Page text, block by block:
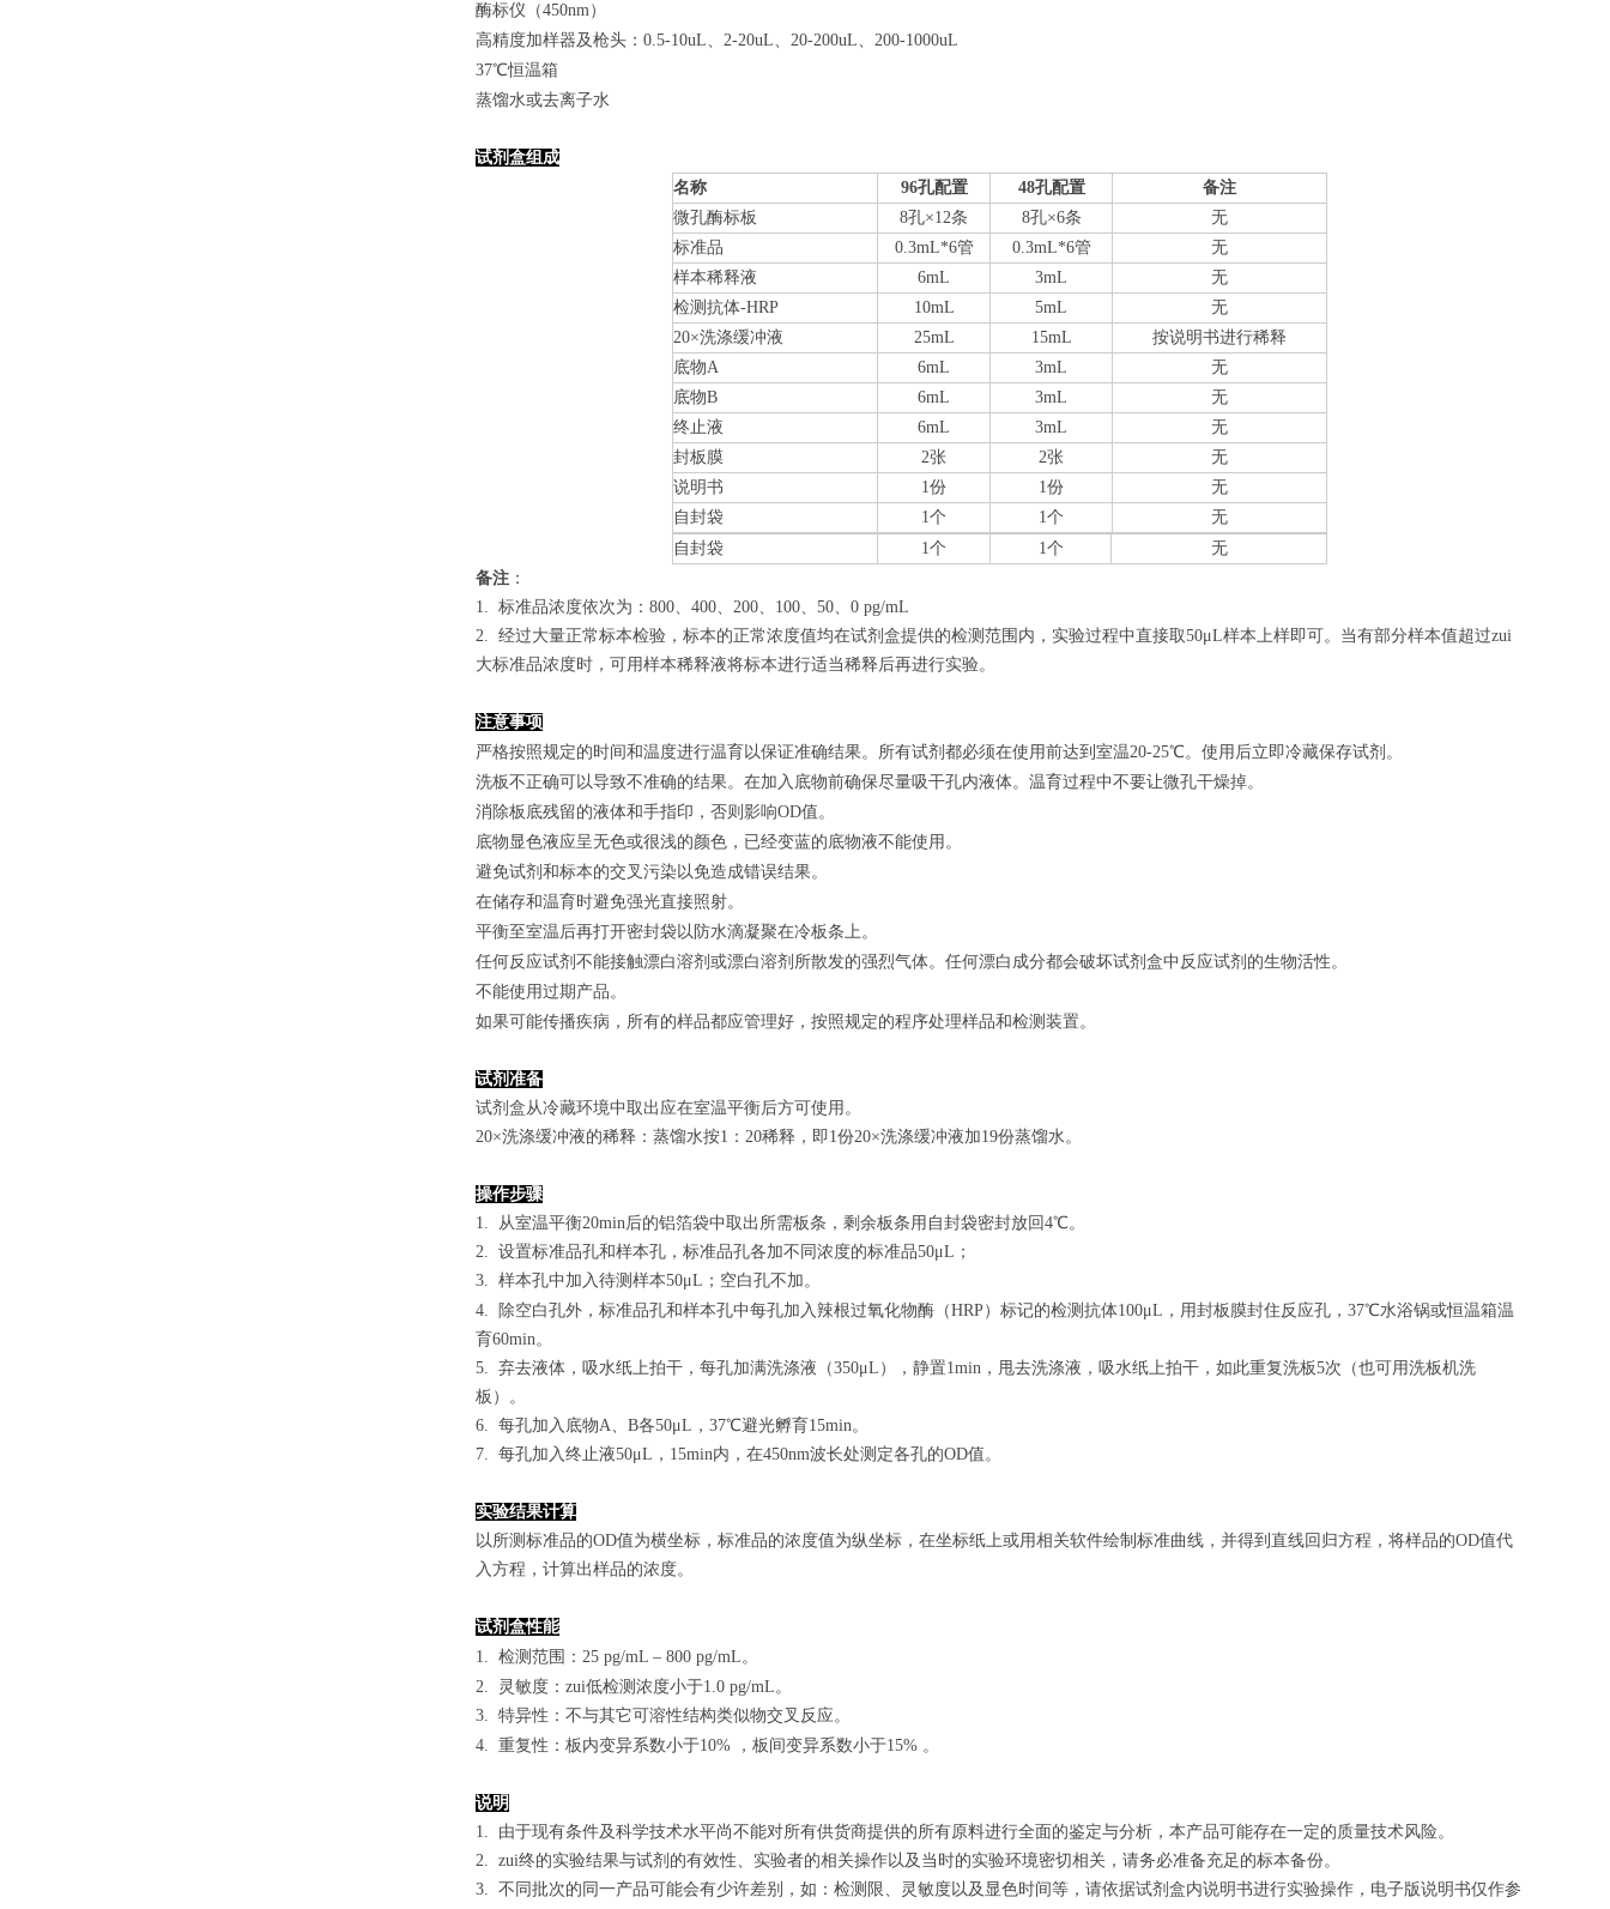
酶标仪（450nm）
高精度加样器及枪头：0.5-10uL、2-20uL、20-200uL、200-1000uL
37℃恒温箱
蒸馏水或去离子水
试剂盒组成
名称
96孔配置 48孔配置
备注
微孔酶标板
8孔×12条 8孔×6条
无
标准品
0.3mL*6管 0.3mL*6管
无
样本稀释液
6mL 3mL
无
检测抗体-HRP
10mL 5mL
无
20×洗涤缓冲液
25mL 15mL
按说明书进行稀释
底物A
6mL 3mL
无
底物B
6mL 3mL
无
终止液
6mL 3mL
无
封板膜
2张 2张
无
说明书
1份 1份
无
自封袋
1个 1个
无
自封袋
1个 1个
无
备注 ：
1. 标准品浓度依次为：800、400、200、100、50、0 pg/mL
2. 经过大量正常标本检验，标本的正常浓度值均在试剂盒提供的检测范围内，实验过程中直接取50μL样本上样即可。当有部分样本值超过zui
大标准品浓度时，可用样本稀释液将标本进行适当稀释后再进行实验。
注意事项
严格按照规定的时间和温度进行温育以保证准确结果。所有试剂都必须在使用前达到室温20-25℃。使用后立即冷藏保存试剂。
洗板不正确可以导致不准确的结果。在加入底物前确保尽量吸干孔内液体。温育过程中不要让微孔干燥掉。
消除板底残留的液体和手指印，否则影响OD值。
底物显色液应呈无色或很浅的颜色，已经变蓝的底物液不能使用。
避免试剂和标本的交叉污染以免造成错误结果。
在储存和温育时避免强光直接照射。
平衡至室温后再打开密封袋以防水滴凝聚在冷板条上。
任何反应试剂不能接触漂白溶剂或漂白溶剂所散发的强烈气体。任何漂白成分都会破坏试剂盒中反应试剂的生物活性。
不能使用过期产品。
如果可能传播疾病，所有的样品都应管理好，按照规定的程序处理样品和检测装置。
试剂准备
试剂盒从冷藏环境中取出应在室温平衡后方可使用。
20×洗涤缓冲液的稀释：蒸馏水按1：20稀释，即1份20×洗涤缓冲液加19份蒸馏水。
操作步骤
1. 从室温平衡20min后的铝箔袋中取出所需板条，剩余板条用自封袋密封放回4℃。
2. 设置标准品孔和样本孔，标准品孔各加不同浓度的标准品50μL；
3. 样本孔中 加 入待测样本50μL；空白孔不加。
4.
除空白孔外，标准品孔和样本孔中每孔加入辣根过氧化物酶（HRP）标记的检测抗体100μL，用封板膜封住反应孔，37℃水浴锅或恒温箱温
育60min。
5. 弃去液体，吸水纸上拍干，每孔加满洗涤液 （350μL ）
，静置1min，甩去洗涤液，吸水纸上拍干，如此重复洗板5次（也可用洗板机洗
板）。
6. 每孔加入底物A、B各50μL，37℃避光孵育15min。
7. 每孔加入终止液50μL，15min内，在450nm波长处测定各孔的OD值。
实验结果计算
以所测标准品的OD值为横坐标， 标准品的浓度值为纵坐标，在坐标纸上或用相关软件绘制 标准曲线 ，并得到 直线回归方程 ， 将样品的OD值代
入方程，计算出样品的浓度。
试剂盒性能
1. 检测范围 ： 25 pg/mL – 800 pg/mL。
2. 灵敏度：zui低检测浓度小于1.0 pg/mL。
3. 特异性：不与其它可溶性结构类似物交叉反应。
4. 重复性：板内变异系数小于10% ， 板间变异系数小于15% 。
说明
1. 由于现有条件及科学技术水平尚不能对所有供货商提供的所有原料进行全面的鉴定与分析，本产品可能存在一定的质量技术风险。
2. zui终的实验结果与试剂的有效性、实验者的相关操作以及当时的实验环境密切相关，请务必准备充足的标本备份。
3. 不同批次的同一产品可能会有少许差别，如：检测限、灵敏度以及显色时间等，请依据试剂盒内说明书进行实验操作，电子版说明书仅作参